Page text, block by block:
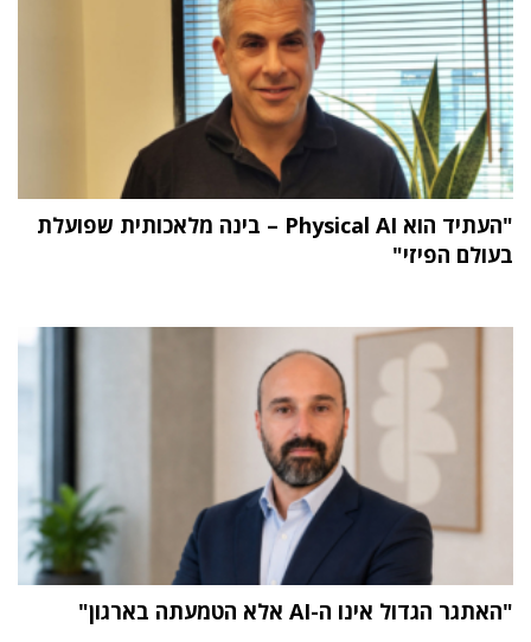
"העתיד הוא Physical AI – בינה מלאכותית שפועלת
בעולם הפיזי"
"האתגר הגדול אינו ה-AI אלא הטמעתה בארגון"